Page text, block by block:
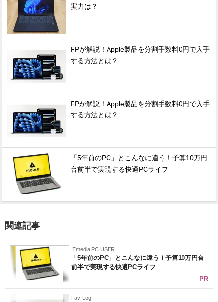
実力は？
FPが解説！Apple製品を分割手数料0円で入手
する方法とは？
FPが解説！Apple製品を分割手数料0円で入手
する方法とは？
「5年前のPC」とこんなに違う！予算10万円
台前半で実現する快適PCライフ
関連記事
ITmedia PC USER
「5年前のPC」とこんなに違う！予算10万円台
前半で実現する快適PCライフ
PR
Fav-Log